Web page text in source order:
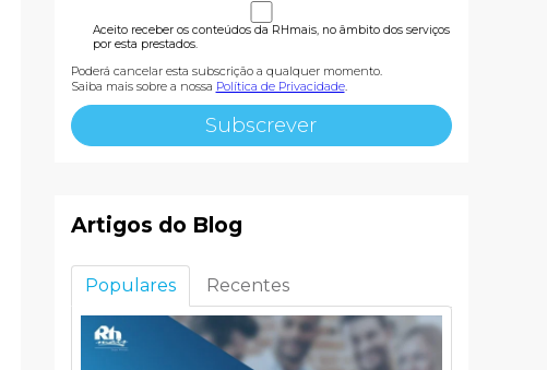
Aceito receber os conteúdos da RHmais, no âmbito dos serviços
por esta prestados.
Poderá cancelar esta subscrição a qualquer momento.
Saiba mais sobre a nossa Política de Privacidade.
Artigos do Blog
Populares Recentes